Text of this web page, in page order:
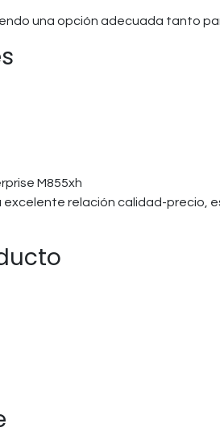
una opción adecuada tanto
M855xh
relación calidad-precio,